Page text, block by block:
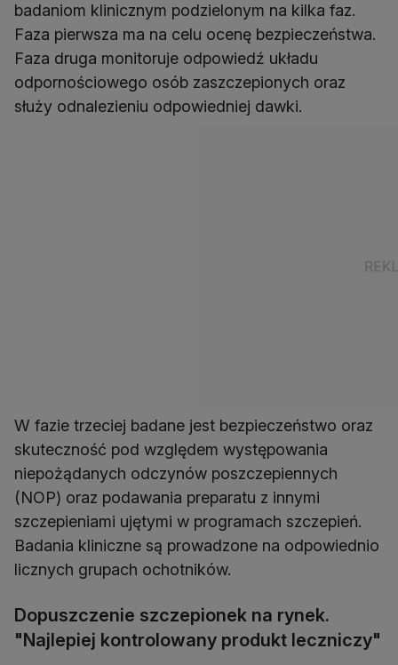
badaniom klinicznym podzielonym na kilka faz.
Faza pierwsza ma na celu ocenę bezpieczeństwa.
Faza druga monitoruje odpowiedź układu
odpornościowego osób zaszczepionych oraz
służy odnalezieniu odpowiedniej dawki.
W fazie trzeciej badane jest bezpieczeństwo oraz
skuteczność pod względem występowania
niepożądanych odczynów poszczepiennych
(NOP) oraz podawania preparatu z innymi
szczepieniami ujętymi w programach szczepień.
Badania kliniczne są prowadzone na odpowiednio
licznych grupach ochotników.
Dopuszczenie szczepionek na rynek.
"Najlepiej kontrolowany produkt leczniczy"